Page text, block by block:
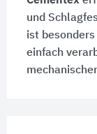
und
ist
einfach